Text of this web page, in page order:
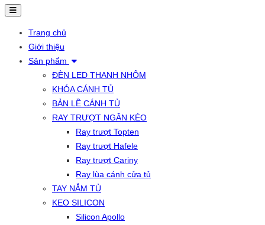
Trang chủ
Giới thiệu
Sản phẩm
ĐÈN LED THANH NHÔM
KHÓA CÁNH TỦ
BẢN LỀ CÁNH TỦ
RAY TRƯỢT NGĂN KÉO
Ray trượt Topten
Ray trượt Hafele
Ray trượt Cariny
Ray lùa cánh cửa tủ
TAY NẮM TỦ
KEO SILICON
Silicon Apollo